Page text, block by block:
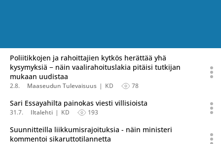
Poliitikkojen ja rahoittajien kytkös herättää yhä
kysymyksiä − näin vaalirahoituslakia pitäisi tutkijan
mukaan uudistaa
2.8. Maaseudun Tulevaisuus KD 78
Sari Essayahilta painokas viesti villisioista
31.7. Iltalehti KD 193
Suunnitteilla liikkumisrajoituksia - näin ministeri
kommentoi sikaruttotilannetta